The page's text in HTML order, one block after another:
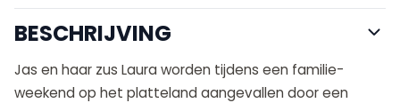
BESCHRIJVING
Jas en haar zus Laura worden tijdens een familie-
weekend op het platteland aangevallen door een